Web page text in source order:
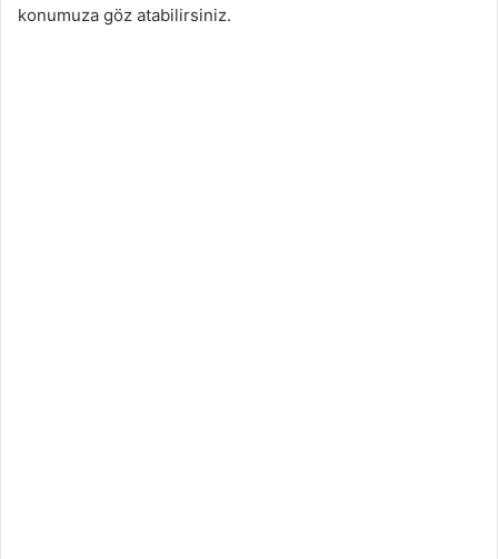
konumuza göz atabilirsiniz.